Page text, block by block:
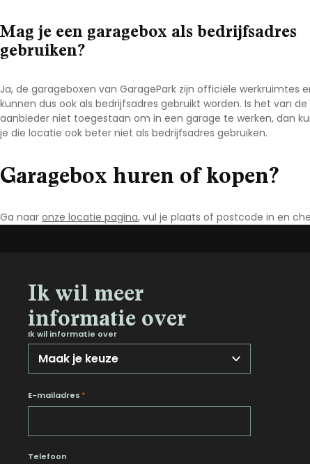
Mag je een garagebox als bedrijfsadres
gebruiken?
Ja, de garageboxen van GaragePark zijn officiële werkruimtes
kunnen dus ook als bedrijfsadres gebruikt worden. Is het van de
aanbieder niet toegestaan om in een garage te werken, dan
je die locatie ook beter niet als bedrijfsadres gebruiken.
Garagebox huren of kopen?
Ga naar onze locatie pagina, vul je plaats of postcode in en
Ik wil meer
informatie over
Ik wil informatie over
E-mailadres *
Telefoon